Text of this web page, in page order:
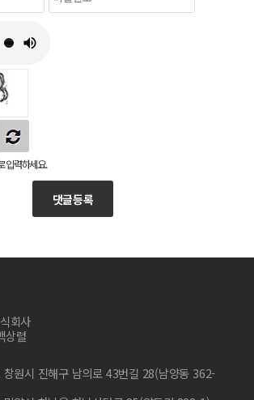
입력하세요.
댓글등록
회사
상렬
창원시 진해구 남의로 43번길 28(남양동 362-